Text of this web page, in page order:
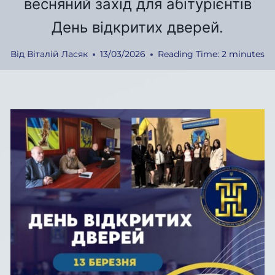
весняний захід для абітурієнтів
День відкритих дверей.
Від Віталій Ласяк 13/03/2026 Reading Time: 2 minutes